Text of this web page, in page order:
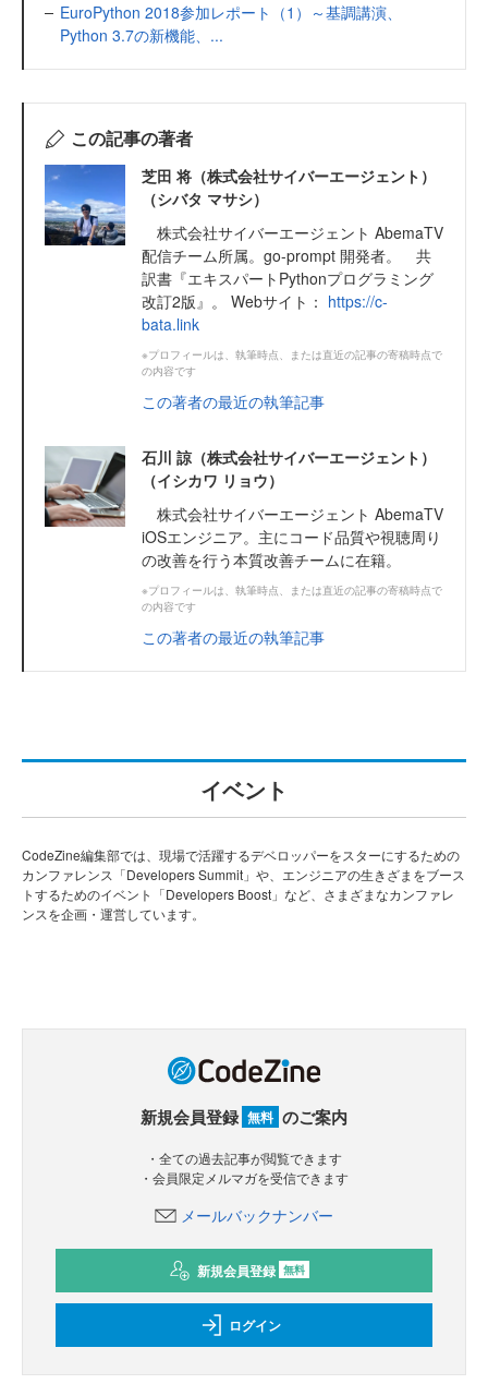
EuroPython 2018参加レポート（1）～基調講演、
Python 3.7の新機能、...
この記事の著者
芝田 将（株式会社サイバーエージェント）
（シバタ マサシ）
株式会社サイバーエージェント AbemaTV
配信チーム所属。go-prompt 開発者。 共
訳書『エキスパートPythonプログラミング
改訂2版』。 Webサイト： https://c-
bata.link
※プロフィールは、執筆時点、または直近の記事の寄稿時点で
の内容です
この著者の最近の執筆記事
石川 諒（株式会社サイバーエージェント）
（イシカワ リョウ）
株式会社サイバーエージェント AbemaTV
iOSエンジニア。主にコード品質や視聴周り
の改善を行う本質改善チームに在籍。
※プロフィールは、執筆時点、または直近の記事の寄稿時点で
の内容です
この著者の最近の執筆記事
イベント
CodeZine編集部では、現場で活躍するデベロッパーをスターにするための
カンファレンス「Developers Summit」や、エンジニアの生きざまをブース
トするためのイベント「Developers Boost」など、さまざまなカンファレ
ンスを企画・運営しています。
新規会員登録 無料 のご案内
・全ての過去記事が閲覧できます
・会員限定メルマガを受信できます
メールバックナンバー
新規会員登録 無料
ログイン